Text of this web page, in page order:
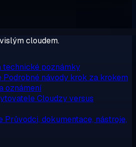
cloudem.
technické poznámky
Podrobné návody krok za krokem
oznámení
Cloudzy versus
Průvodci, dokumentace, nástroje,